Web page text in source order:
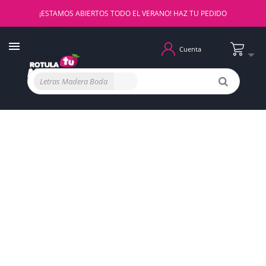
¡ESTAMOS ABIERTOS TODO EL VERANO! HAZ TU PEDIDO
Cuenta